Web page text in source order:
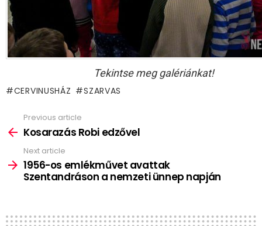
Tekintse meg galériánkat!
CERVINUSHÁZ SZARVAS
more
Previous article
Kosarazás Robi edzővel
Next article
1956-os emlékművet avattak
Szentandráson a nemzeti ünnep napján